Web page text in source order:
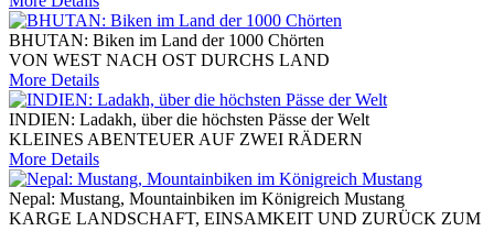
BHUTAN: Biken im Land der 1000 Chörten
VON WEST NACH OST DURCHS LAND
More Details
INDIEN: Ladakh, über die höchsten Pässe der Welt
KLEINES ABENTEUER AUF ZWEI RÄDERN
More Details
Nepal: Mustang, Mountainbiken im Königreich Mustang
KARGE LANDSCHAFT, EINSAMKEIT UND ZURÜCK ZUM